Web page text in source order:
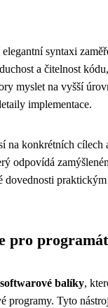
syntaxi
a čitelnost
myslet na vyšší
implementace.
na konkrétních cílech
odpovídá
dovednosti
pro
balíky,
programy. Tyto